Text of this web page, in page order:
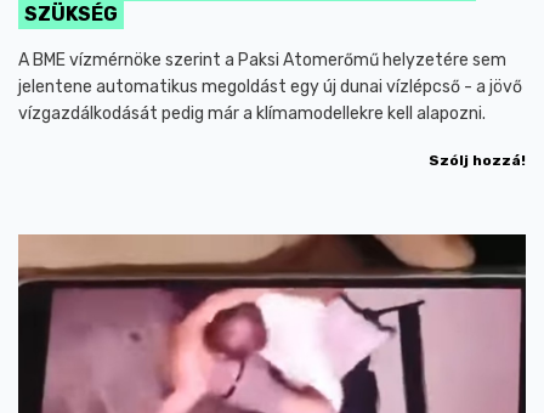
SZÜKSÉG
A BME vízmérnöke szerint a Paksi Atomerőmű helyzetére sem
jelentene automatikus megoldást egy új dunai vízlépcső - a jövő
vízgazdálkodását pedig már a klímamodellekre kell alapozni.
Szólj hozzá!